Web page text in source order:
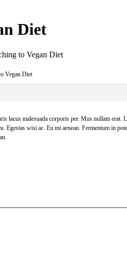
Diet
to Vegan Diet
Vegan Diet
lacus malesuada corporis per. Mus nullam
Egestas wisi ac. Eu mi aenean. Fermentum in